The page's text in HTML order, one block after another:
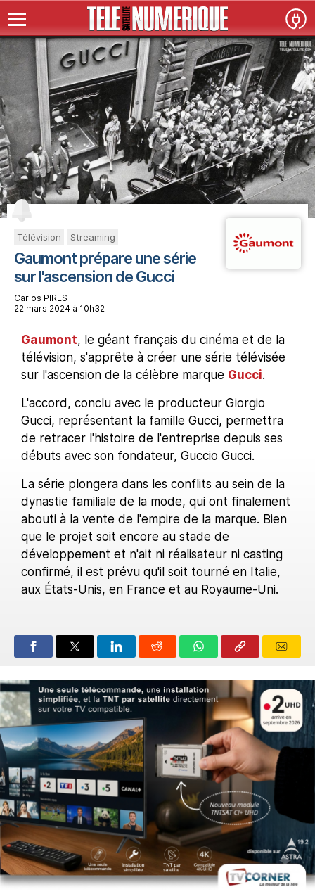
Télévision Streaming
Gaumont prépare une série
sur l'ascension de Gucci
Carlos PIRES
22 mars 2024 à 10h32
Gaumont, le géant français du cinéma et de la
télévision, s'apprête à créer une série télévisée
sur l'ascension de la célèbre marque Gucci.
L'accord, conclu avec le producteur Giorgio
Gucci, représentant la famille Gucci, permettra
de retracer l'histoire de l'entreprise depuis ses
débuts avec son fondateur, Guccio Gucci.
La série plongera dans les conflits au sein de la
dynastie familiale de la mode, qui ont finalement
abouti à la vente de l'empire de la marque. Bien
que le projet soit encore au stade de
développement et n'ait ni réalisateur ni casting
confirmé, il est prévu qu'il soit tourné en Italie,
aux États-Unis, en France et au Royaume-Uni.